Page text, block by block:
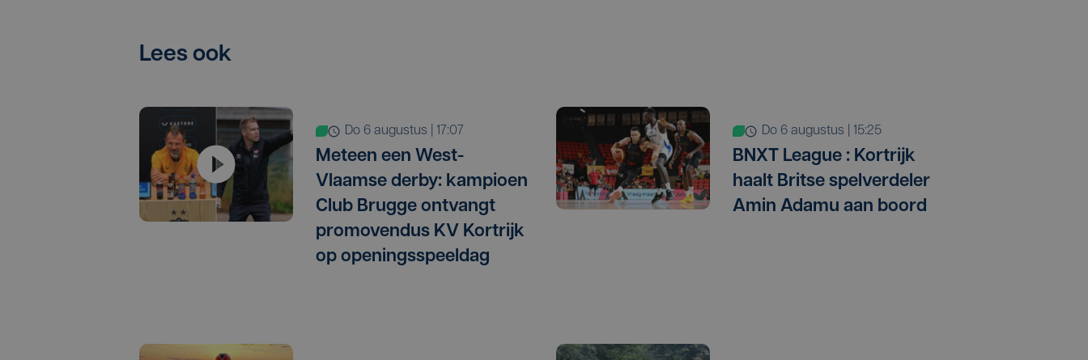
Lees ook
do 6 augustus | 17:07
Meteen een West-
Vlaamse derby: kampioen
Club Brugge ontvangt
promovendus KV Kortrijk
op openingsspeeldag
do 6 augustus | 15:25
BNXT League : Kortrijk
haalt Britse spelverdeler
Amin Adamu aan boord